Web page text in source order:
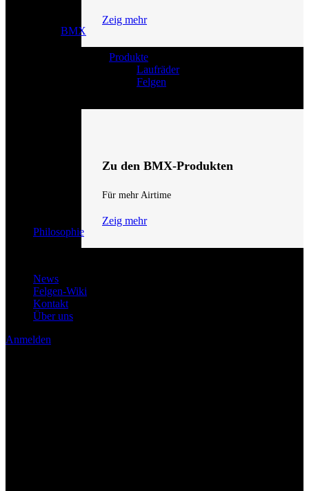
Zeig mehr
BMX
Produkte
Laufräder
Felgen
Zu den BMX-Produkten
Für mehr Airtime
Zeig mehr
Philosophie
News
Felgen-Wiki
Kontakt
Über uns
Anmelden